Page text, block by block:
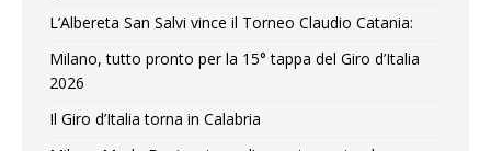
L’Albereta San Salvi vince il Torneo Claudio Catania:
Milano, tutto pronto per la 15° tappa del Giro d’Italia
2026
Il Giro d’Italia torna in Calabria